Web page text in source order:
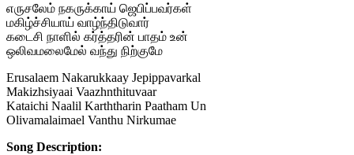
எருசலேம் நகருக்காய் ஜெபிப்பவர்கள்
மகிழ்ச்சியாய் வாழ்ந்திடுவார்
கடைசி நாளில் கர்த்தரின் பாதம் உன்
ஒலிவமலைமேல் வந்து நிற்குமே
Erusalaem Nakarukkaay Jepippavarkal
Makizhsiyaai Vaazhnthituvaar
Kataichi Naalil Karththarin Paatham Un
Olivamalaimael Vanthu Nirkumae
Song Description: